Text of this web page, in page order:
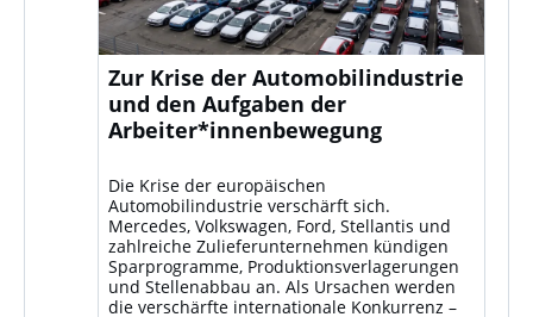
Zur Krise der Automobilindustrie
und den Aufgaben der
Arbeiter*innenbewegung
Die Krise der europäischen
Automobilindustrie verschärft sich.
Mercedes, Volkswagen, Ford, Stellantis und
zahlreiche Zulieferunternehmen kündigen
Sparprogramme, Produktionsverlagerungen
und Stellenabbau an. Als Ursachen werden
die verschärfte internationale Konkurrenz –